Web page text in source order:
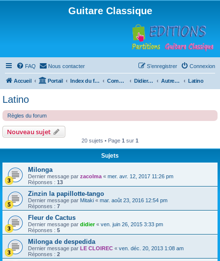
Guitare Classique
FAQ Nous contacter Connexion
S’enregistrer
Accueil Portail Index du forum Compositions Didierland Autres musiques Latino
Latino
Règles du forum
Nouveau sujet
20 sujets • Page 1 sur 1
Sujets
Milonga
Dernier message par zacolma « mer. avr. 12, 2017 11:26 pm
Réponses : 13
Zinzin la papillotte-tango
Dernier message par Mitaki « mar. août 23, 2016 12:54 pm
Réponses : 7
Fleur de Cactus
Dernier message par didier« ven. juin 26, 2015 3:33 pm
Réponses : 5
Milonga de despedida
Dernier message par LE CLOIREC « ven. déc. 20, 2013 1:08 am
Réponses : 2